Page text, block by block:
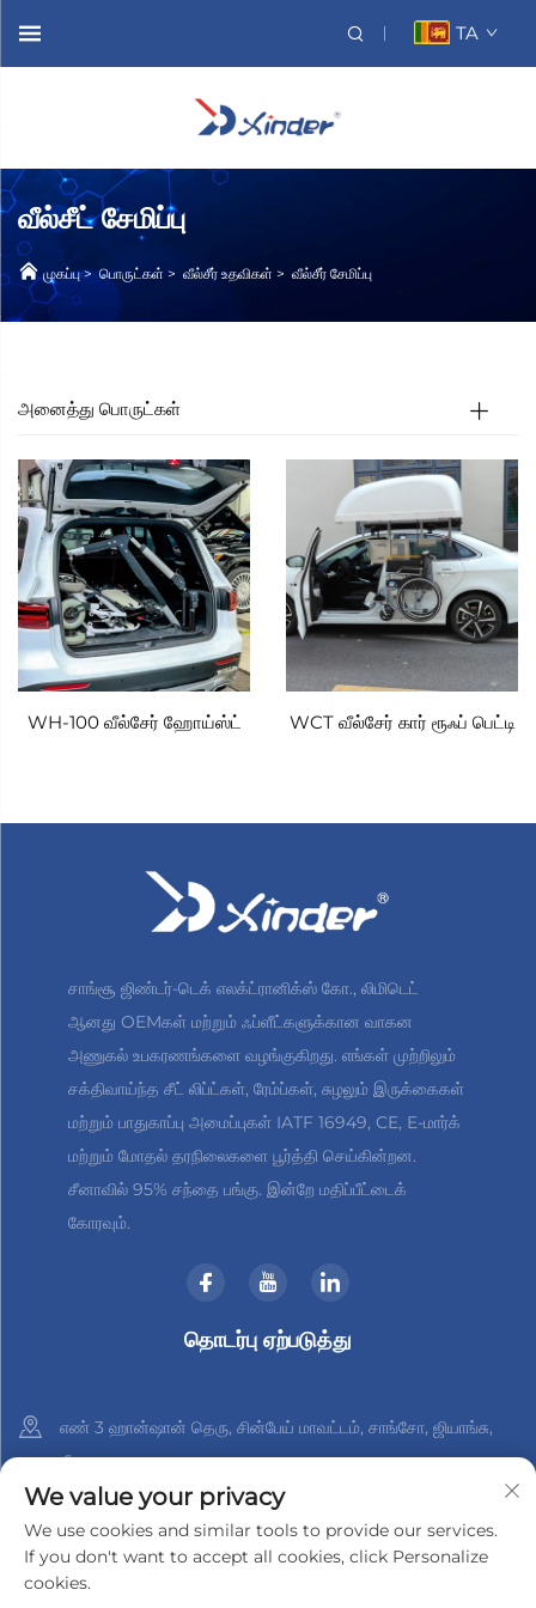
TA
வீல்சீட் சேமிப்பு
முகப்பு>பொருட்கள் > வீல்சீர் உதவிகள் > வீல்சீர் சேமிப்பு
அனைத்து பொருட்கள்
WH-100 வீல்சேர் ஹோய்ஸ்ட் WCT வீல்சேர் கார் ரூஃப் பெட்டி
சாங்சூ ஜிண்டர்-டெக் எலக்ட்ரானிக்ஸ் கோ., லிமிடெட்
ஆனது OEMகள் மற்றும் ஃப்ளீட்களுக்கான வாகன
அணுகல் உபகரணங்களை வழங்குகிறது. எங்கள் முற்றிலும்
சக்திவாய்ந்த சீட் லிப்ட்கள், ரேம்ப்கள், சுழலும் இருக்கைகள்
மற்றும் பாதுகாப்பு அமைப்புகள் IATF 16949, CE, E-மார்க்
மற்றும் மோதல் தரநிலைகளை பூர்த்தி செய்கின்றன.
சீனாவில் 95% சந்தை பங்கு. இன்றே மதிப்பீட்டைக்
கோரவும்.
தொடர்பு ஏற்படுத்து
எண் 3 ஹான்ஷான் தெரு, சின்பேய் மாவட்டம், சாங்சோ, ஜியாங்சு,
சீனா
+86-18961288218
[email protected]
We value your privacy
We use cookies and similar tools to provide our services.
If you don't want to accept all cookies, click Personalize
cookies.